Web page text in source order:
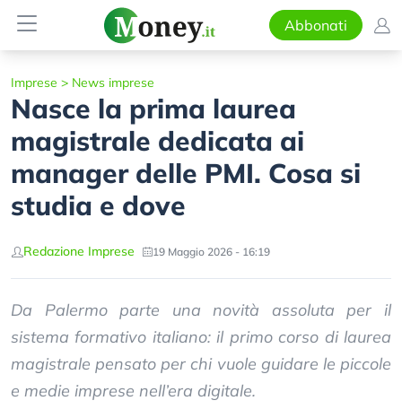
Abbonati
Imprese > News imprese
Nasce la prima laurea
magistrale dedicata ai
manager delle PMI. Cosa si
studia e dove
Redazione Imprese 19 Maggio 2026 - 16:19
Da Palermo parte una novità assoluta per il
sistema formativo italiano: il primo corso di laurea
magistrale pensato per chi vuole guidare le piccole
e medie imprese nell’era digitale.